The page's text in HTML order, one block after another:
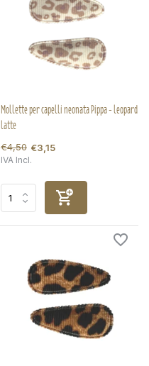
Mollette per capelli neonata Pippa - leopard
latte
€4,50 €3,15
IVA Incl.